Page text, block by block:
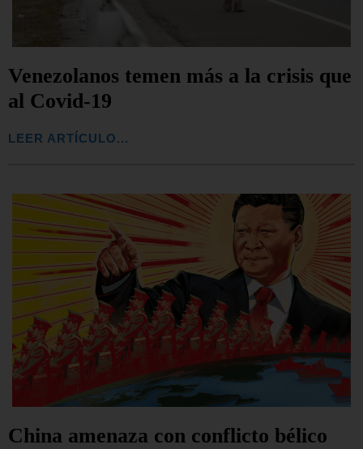
Venezolanos temen más a la crisis que
al Covid-19
LEER ARTÍCULO...
China amenaza con conflicto bélico